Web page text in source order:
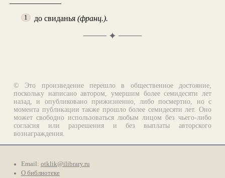
1 до свиданья(франц.).
✦
© Это произведение перешло в общественное достояние,
поскольку написано автором, умершим более семидесяти лет
назад, и опубликовано прижизненно, либо посмертно, но с
момента публикации также прошло более семидесяти лет. Оно
может свободно использоваться любым лицом без чьего-либо
согласия или разрешения и без выплаты авторского
вознаграждения.
Email: otklik@ilibrary.ru
О библиотеке